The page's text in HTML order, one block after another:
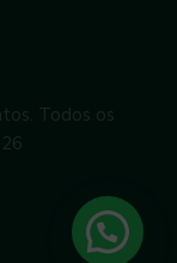
Todos os